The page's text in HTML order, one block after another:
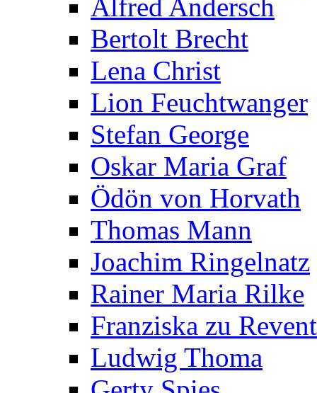
Alfred Andersch
Bertolt Brecht
Lena Christ
Lion Feuchtwanger
Stefan George
Oskar Maria Graf
Ödön von Horvath
Thomas Mann
Joachim Ringelnatz
Rainer Maria Rilke
Franziska zu
Ludwig Thoma